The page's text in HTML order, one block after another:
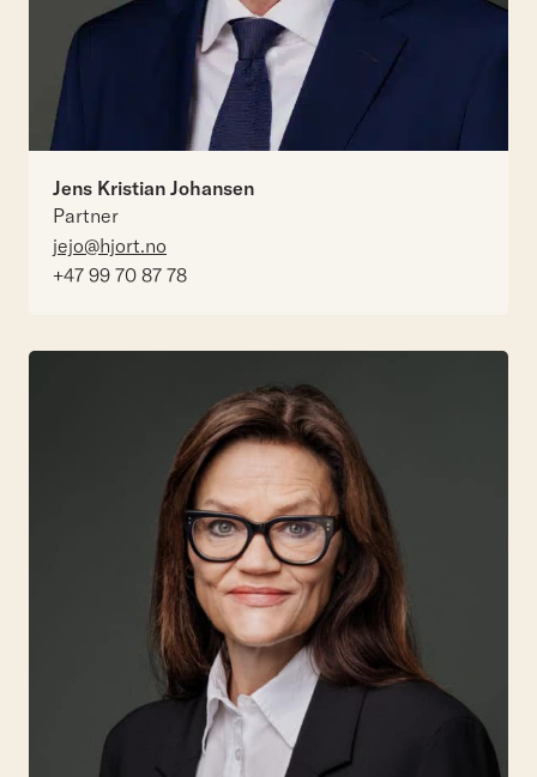
Jens Kristian Johansen
Partner
jejo@hjort.no
+47 99 70 87 78